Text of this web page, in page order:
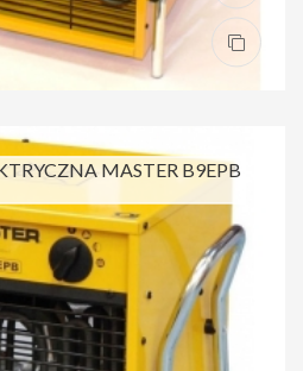
MASTER B9EPB